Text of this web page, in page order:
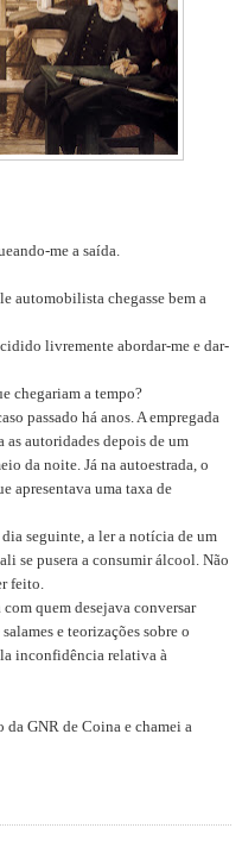
me a saída.
automobilista chegasse bem a
livremente abordar-me e dar-
chegariam a tempo?
passado há anos. A empregada
as autoridades depois de um
da noite. Já na autoestrada, o
apresentava uma taxa de
seguinte, a ler a notícia de um
se pusera a consumir álcool. Não
feito.
quem desejava conversar
e teorizações sobre o
inconfidência relativa à
GNR de Coina e chamei a